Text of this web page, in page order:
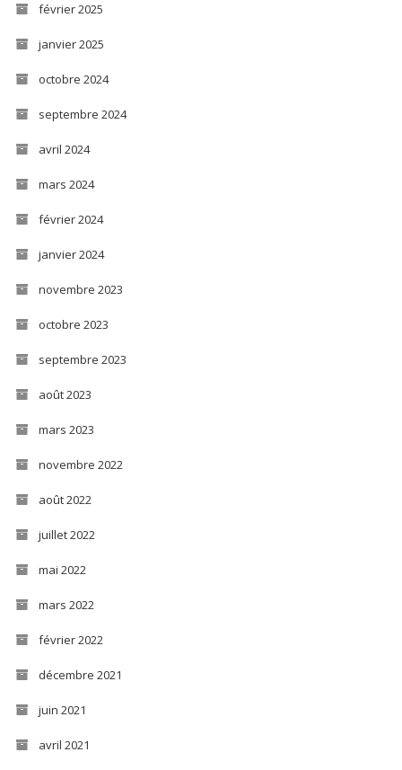
février 2025
janvier 2025
octobre 2024
septembre 2024
avril 2024
mars 2024
février 2024
janvier 2024
novembre 2023
octobre 2023
septembre 2023
août 2023
mars 2023
novembre 2022
août 2022
juillet 2022
mai 2022
mars 2022
février 2022
décembre 2021
juin 2021
avril 2021